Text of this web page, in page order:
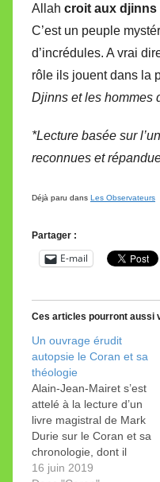
Allah croit aux djinns
C’est un peuple
d’incrédules. A vrai
rôle ils jouent dans la
Djinns et les hommes
*Lecture basée sur
reconnues et
Déjà paru dans Les Observateurs
Partager :
E-mail
Ces articles pourront aussi
Un ouvrage érudit
autopsie le Coran et sa
théologie
Alain-Jean-Mairet s’est
attelé à la lecture d’un
livre magistral de Mark
Durie sur le Coran et sa
chronologie, dont il
résume l’essentiel. J’ai
16 juin 2019